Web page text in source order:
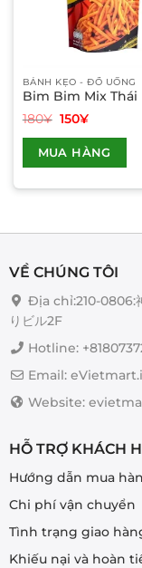
BÁNH KẸO - ĐỒ UỐNG
Bim Bim Mix Thái
180¥ Giá
là:
180¥.
150¥Giá
tại
là:
150¥.
MUA HÀNG
VỀ CHÚNG TÔI
Địa chỉ:210-0806:
りビル2F
Hotline:
Email:
Website:
HỖ TRỢ KHÁCH
Hướng dẫn mua
Chi phí vận chuyển
Tình trạng giao
Khiếu nại và hoàn